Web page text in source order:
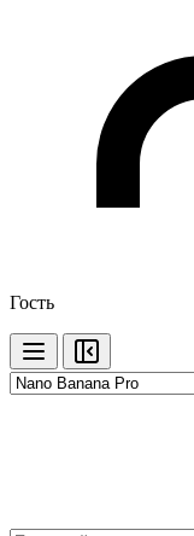
Гость